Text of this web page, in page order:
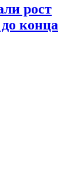
рост
конца